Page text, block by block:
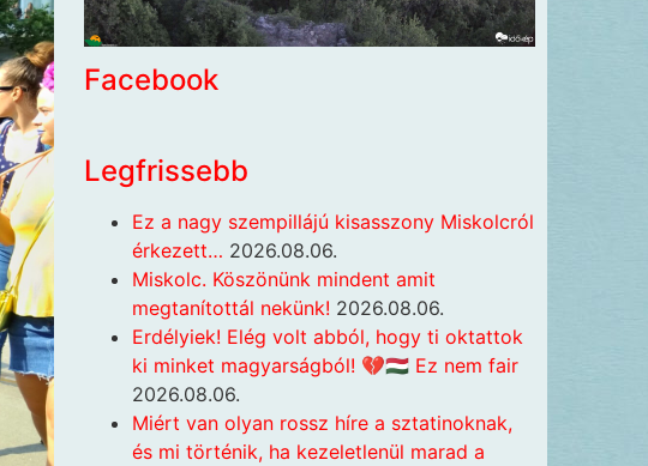
Facebook
Legfrissebb
Ez a nagy szempillájú kisasszony Miskolcról
érkezett… 2026.08.06.
Miskolc. Köszönünk mindent amit
megtanítottál nekünk! 2026.08.06.
Erdélyiek! Elég volt abból, hogy ti oktattok
ki minket magyarságból! 💔🇭🇺 Ez nem fair
2026.08.06.
Miért van olyan rossz híre a sztatinoknak,
és mi történik, ha kezeletlenül marad a